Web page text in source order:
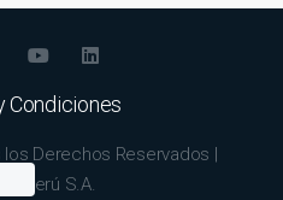
Condiciones
los Derechos Reservados |
Perú S.A.